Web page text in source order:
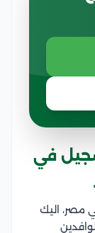
في
مصر، اليك